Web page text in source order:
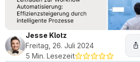
Jesse Klotz
Freitag, 26. Juli 2024
5 Min. Lesezeit